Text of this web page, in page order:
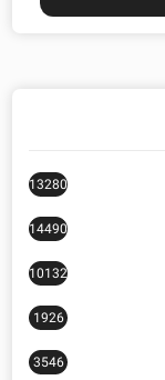
13280
14490
10132
1926
3546